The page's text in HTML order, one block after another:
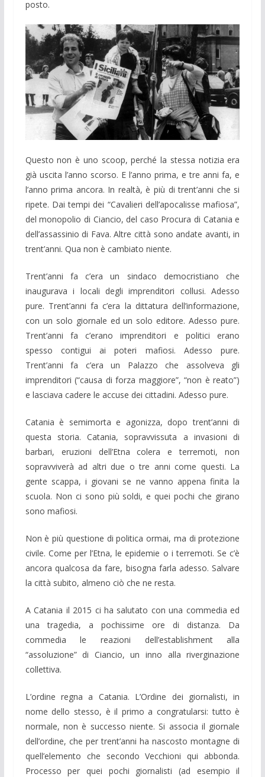
posto.
Questo non è uno scoop, perché la stessa notizia era
già uscita l’anno scorso. E l’anno prima, e tre anni fa, e
l’anno prima ancora. In realtà, è più di trent’anni che si
ripete. Dai tempi dei “Cavalieri dell’apocalisse mafiosa”,
del monopolio di Ciancio, del caso Procura di Catania e
dell’assassinio di Fava. Altre città sono andate avanti, in
trent’anni. Qua non è cambiato niente.
Trent’anni fa c’era un sindaco democristiano che
inaugurava i locali degli imprenditori collusi. Adesso
pure. Trent’anni fa c’era la dittatura dell’informazione,
con un solo giornale ed un solo editore. Adesso pure.
Trent’anni fa c’erano imprenditori e politici erano
spesso contigui ai poteri mafiosi. Adesso pure.
Trent’anni fa c’era un Palazzo che assolveva gli
imprenditori (“causa di forza maggiore”, “non è reato”)
e lasciava cadere le accuse dei cittadini. Adesso pure.
Catania è semimorta e agonizza, dopo trent’anni di
questa storia. Catania, sopravvissuta a invasioni di
barbari, eruzioni dell’Etna colera e terremoti, non
sopravviverà ad altri due o tre anni come questi. La
gente scappa, i giovani se ne vanno appena finita la
scuola. Non ci sono più soldi, e quei pochi che girano
sono mafiosi.
Non è più questione di politica ormai, ma di protezione
civile. Come per l’Etna, le epidemie o i terremoti. Se c’è
ancora qualcosa da fare, bisogna farla adesso. Salvare
la città subito, almeno ciò che ne resta.
A Catania il 2015 ci ha salutato con una commedia ed
una tragedia, a pochissime ore di distanza. Da
commedia le reazioni dell’establishment alla
“assoluzione” di Ciancio, un inno alla riverginazione
collettiva.
L’ordine regna a Catania. L’Ordine dei giornalisti, in
nome dello stesso, è il primo a congratularsi: tutto è
normale, non è successo niente. Si associa il giornale
dell’ordine, che per trent’anni ha nascosto montagne di
quell’elemento che secondo Vecchioni qui abbonda.
Processo per quei pochi giornalisti (ad esempio il